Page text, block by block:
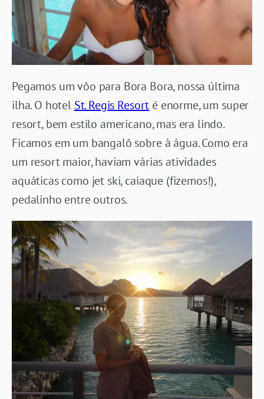
Pegamos um vôo para Bora Bora, nossa última
ilha. O hotel St. Regis Resort é enorme, um super
resort, bem estilo americano, mas era lindo.
Ficamos em um bangalô sobre à água. Como era
um resort maior, haviam várias atividades
aquáticas como jet ski, caiaque (fizemos!),
pedalinho entre outros.